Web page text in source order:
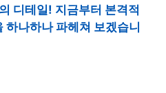
디테일! 지금부터 본격적
하나하나 파헤쳐 보겠습니